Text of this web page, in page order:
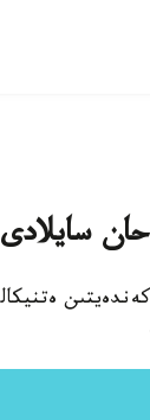
حان سايلادى